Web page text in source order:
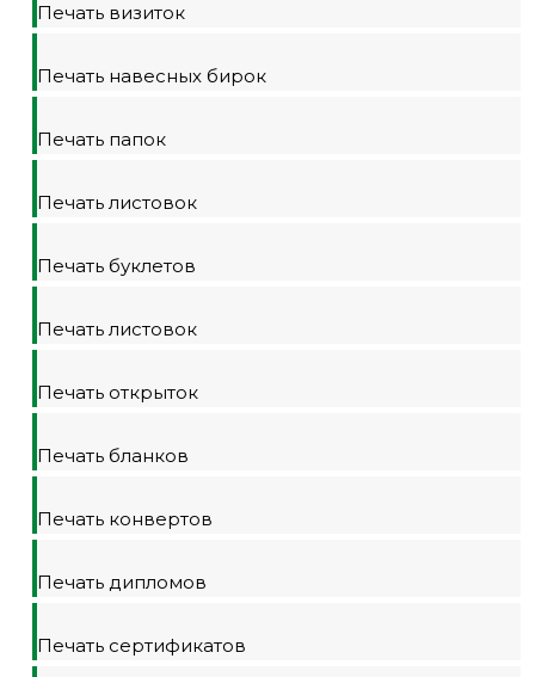
Печать визиток
Печать навесных бирок
Печать папок
Печать листовок
Печать буклетов
Печать листовок
Печать открыток
Печать бланков
Печать конвертов
Печать дипломов
Печать сертификатов